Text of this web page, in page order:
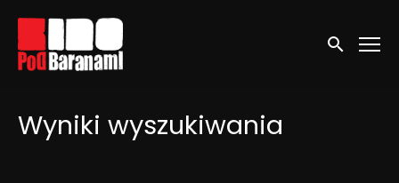
Linki ułatwień dostępu
Wyszukaj
Wyniki wyszukiwania